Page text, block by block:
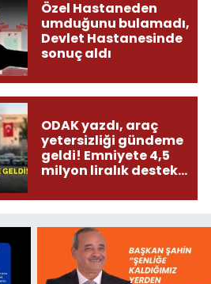
Özel Hastaneden
umduğunu bulamadı,
Devlet Hastanesinde
sonuç aldı
ODAK yazdı, araç
yetersizliği gündeme
geldi! Emniyete 4,5
milyon liralık destek